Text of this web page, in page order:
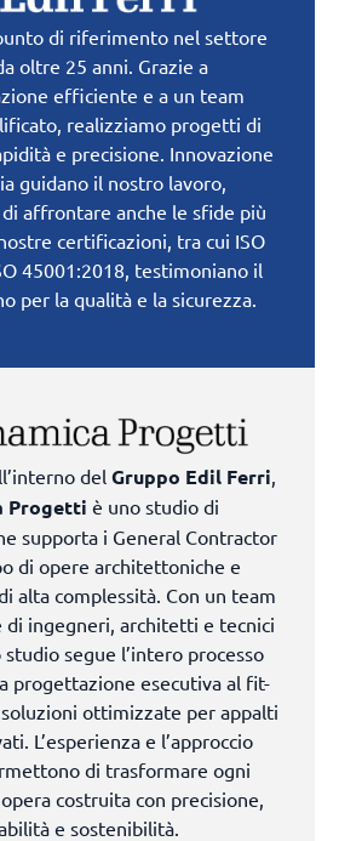
di riferimento nel settore
oltre 25 anni. Grazie a
efficiente e a un team
realizziamo progetti di
e precisione. Innovazione
guidano il nostro lavoro,
affrontare anche le sfide più
certificazioni, tra cui ISO
45001:2018, testimoniano il
per la qualità e la sicurezza.
del Gruppo Edil Ferri
Progetti è uno studio di
supporta i General Contractor
di opere architettoniche e
alta complessità. Con un team
di ingegneri, architetti e tecnici
segue l’intero processo
progettazione esecutiva al fit-
ottimizzate per appalti
L’esperienza e l’approccio
di trasformare ogni
costruita con precisione,
e sostenibilità.